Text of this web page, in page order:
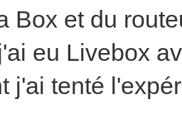
Box et du
eu Livebox
j'ai tenté